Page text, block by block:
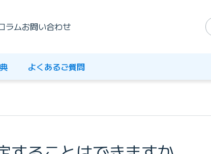
ラムお問い合わせ
よくあるご質問